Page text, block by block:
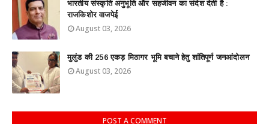
भारतीय संस्कृति अनुभूति और सहजीवन का संदेश देती है :
राजकिशोर वाजपेई
August 03, 2026
मुलुंड की 256 एकड़ मिठागर भूमि बचाने हेतु शांतिपूर्ण जनआंदोलन
August 03, 2026
POST A COMMENT